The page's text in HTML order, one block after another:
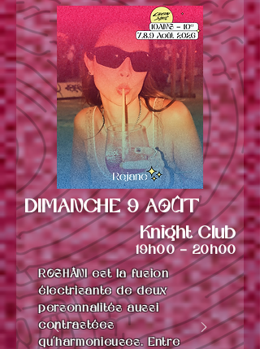
DIMANCHE 9 AOÛT
Knight Club
19h00 - 20h00
ROSHÂNI est la fusion
électrisante de deux
personnalités aussi
contrastées
qu’harmonieuses. Entre